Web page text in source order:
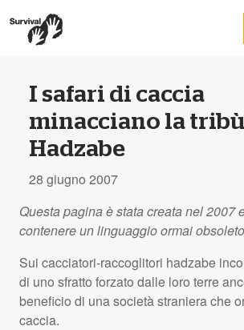
I safari di caccia
minacciano la
Hadzabe
28 giugno 2007
Questa pagina è stata creata nel 2007
contenere un linguaggio ormai
Sui cacciatori-raccoglitori hadzabe
di uno sfratto forzato dalle loro terre
beneficio di una società straniera che
caccia.